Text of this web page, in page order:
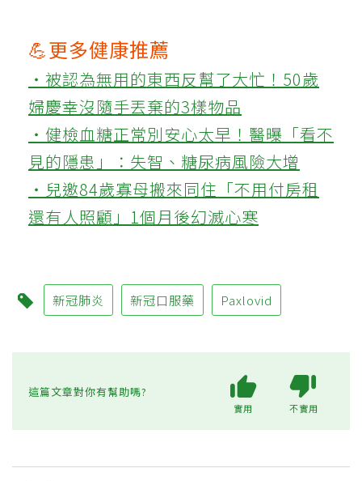
💪更多健康推薦
‧被認為無用的東西反幫了大忙！50歲
婦慶幸沒隨手丟棄的3樣物品
‧健檢血糖正常別安心太早！醫曝「看不
見的隱患」：失智、糖尿病風險大增
‧兒邀84歲寡母搬來同住「不用付房租
還有人照顧」1個月後幻滅心寒
新冠肺炎 新冠口服藥 Paxlovid
這篇文章對你有幫助嗎?
實用 不實用